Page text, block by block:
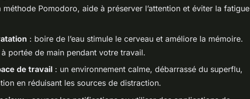
Pomodoro, aide à préserver l’attention et éviter la fatigue
: boire de l’eau stimule le cerveau et améliore la mémoire.
portée de main pendant votre travail.
de travail : un environnement calme, débarrassé du superflu,
en réduisant les sources de distraction.